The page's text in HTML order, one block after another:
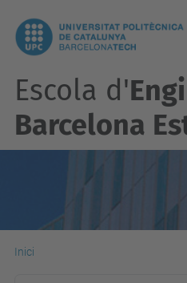
Escola d'
Barcelona
Inici